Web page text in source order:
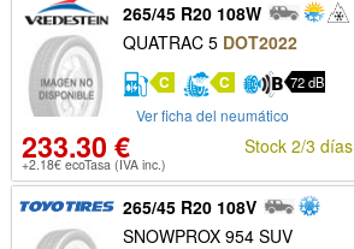
265/45 R20 108W
QUATRAC 5 DOT2022
C C 72 dB
Ver ficha del neumático
233.30 €
+2.18€ ecoTasa (IVA inc.)
Stock 2/3 días
265/45 R20 108V
SNOWPROX 954 SUV